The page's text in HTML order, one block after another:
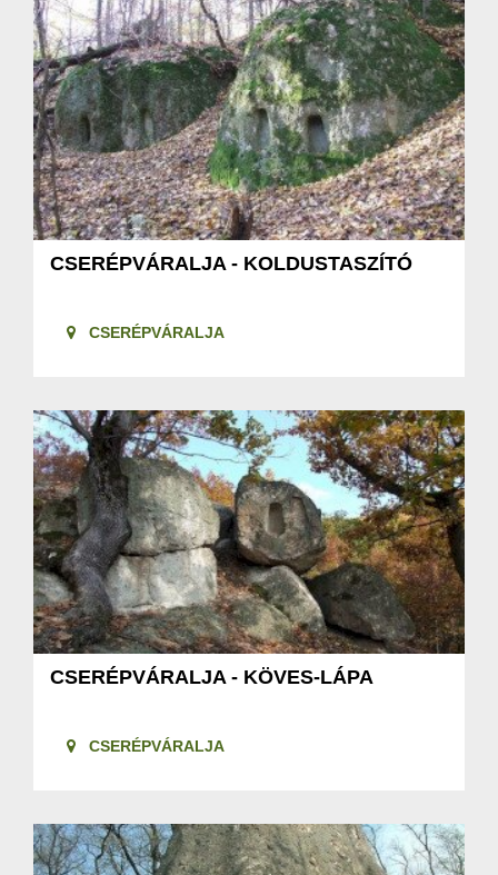
CSERÉPVÁRALJA - KOLDUSTASZÍTÓ
CSERÉPVÁRALJA
CSERÉPVÁRALJA - KÖVES-LÁPA
CSERÉPVÁRALJA